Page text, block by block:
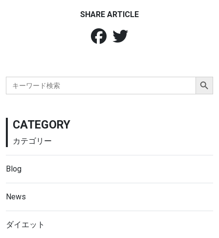
SHARE ARTICLE
Search
for:
Search Button
CATEGORY
カテゴリー
Blog
News
ダイエット